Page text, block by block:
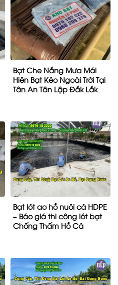
Bạt Che Nắng Mưa Mái
Hiên Bạt Kéo Ngoài Trời Tại
Tân An Tân Lập Đắk Lắk
Bạt lót ao hồ nuôi cá HDPE
– Báo giá thi công lót bạt
Chống Thấm Hồ Cá